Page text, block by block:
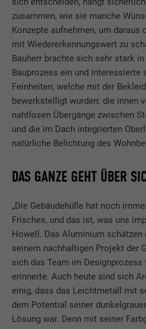
zusammen, wie sie manche
Konzepte aufnehmen, um
mit Wiedererkennungswert zu
Bauherr brachte sich sehr stark
Bauprozess ein und interessierte
Feinheiten, welche mit der
bewerkstelligt wurden: die innen
nahtlosen Übergänge zwischen
und die im Dach integrierten
natürliche Belichtung des
DAS GANZE GEHT ÜBER
„Die Gebäudehülle hat noch
Frisches, und das ist, was uns
Howell. Das Aluminium schätzen
seinem nachhaltigen Projekt der
sich das Team im Designprozess
erinnerte. Auch heute sind sich
einig, dass das Leichtmetall mit
dem Potential seiner
Lösung war. Denn mit seiner